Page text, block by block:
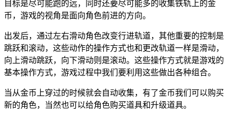
目标是尽可能跑的远，同时还要尽可能多的收集铁轨上的金
币，游戏的视角是面向角色前进的方向。
出发后，通过左右滑动角色改变行进轨道，其他重要的控制是
跳跃和滚动，这些动作的操作方式也和更改轨道一样是滑动，
向上滑动跳跃，向下滑动则是滚动。这些操作方式就是游戏的
基本操作方式，游戏过程中我们要利用这些做出各种组合。
当从金币上穿过的时候就会自动收集，有了金币我们可以购买
新的角色，当然也可以给角色购买道具和升级道具。